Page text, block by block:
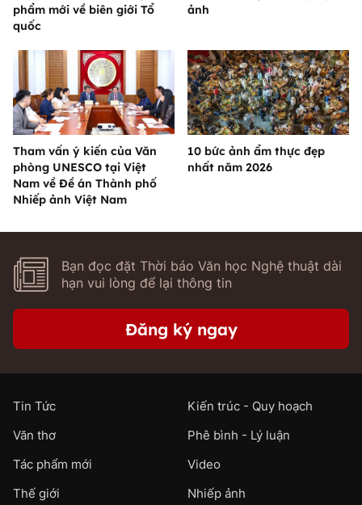
phẩm mới về biên giới Tổ
quốc
ảnh
Tham vấn ý kiến của Văn
phòng UNESCO tại Việt
Nam về Đề án Thành phố
Nhiếp ảnh Việt Nam
10 bức ảnh ẩm thực đẹp
nhất năm 2026
Bạn đọc đặt Thời báo Văn học Nghệ thuật dài
hạn vui lòng để lại thông tin
Đăng ký ngay
Tin Tức
Kiến trúc - Quy hoạch
Văn thơ
Phê bình - Lý luận
Tác phẩm mới
Video
Thế giới
Nhiếp ảnh